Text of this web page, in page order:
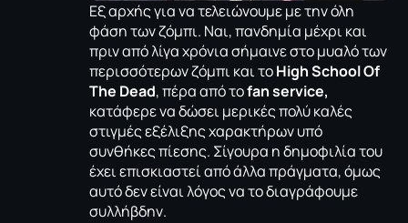
Εξ αρχής για να τελειώνουμε με την όλη
φάση των ζόμπι. Ναι, πανδημία μέχρι και
πριν από λίγα χρόνια σήμαινε στο μυαλό των
περισσότερων ζόμπι και τοHigh School Of
The Dead, πέρα από τοfan service,
κατάφερε να δώσει μερικές πολύ καλές
στιγμές εξέλιξης χαρακτήρων υπό
συνθήκες πίεσης. Σίγουρα η δημοφιλία του
έχει επισκιαστεί από άλλα πράγματα, όμως
αυτό δεν είναι λόγος να το διαγράφουμε
συλλήβδην.